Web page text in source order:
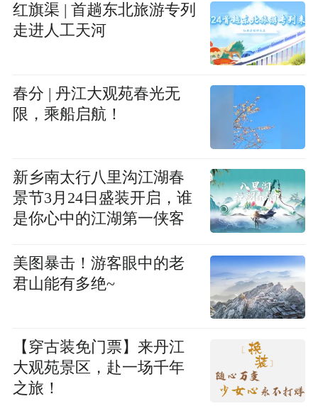
红旗渠 | 首趟东北旅游专列
走进人工天河
春分 | 丹江大观苑春光无
限，乘船启航！
新乡南太行八里沟江湖春
景节3月24日盛装开启，谁
是你心中的江湖第一侠客
美图暴击！游客眼中的老
君山能有多绝~
【穿古装免门票】来丹江
大观苑景区，赴一场千年
之旅！